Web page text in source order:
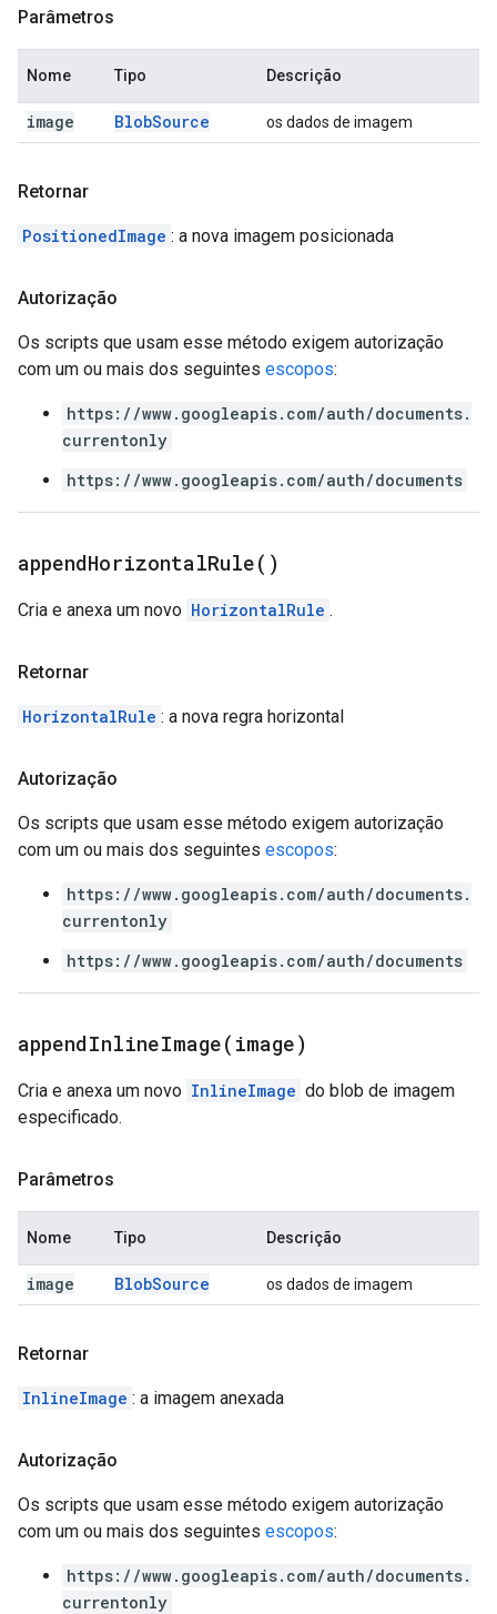
Parâmetros
Nome Tipo Descrição
image BlobSource os dados de imagem
Retornar
PositionedImage : a nova imagem posicionada
Autorização
Os scripts que usam esse método exigem autorização
com um ou mais dos seguintes escopos:
https://www.googleapis.com/auth/documents.
currentonly
https://www.googleapis.com/auth/documents
appendHorizontalRule( )
Cria e anexa um novo HorizontalRule .
Retornar
HorizontalRule : a nova regra horizontal
Autorização
Os scripts que usam esse método exigem autorização
com um ou mais dos seguintes escopos:
https://www.googleapis.com/auth/documents.
currentonly
https://www.googleapis.com/auth/documents
appendInlineImage( image)
Cria e anexa um novo InlineImage do blob de imagem
especificado.
Parâmetros
Nome Tipo Descrição
image BlobSource os dados de imagem
Retornar
InlineImage : a imagem anexada
Autorização
Os scripts que usam esse método exigem autorização
com um ou mais dos seguintes escopos:
https://www.googleapis.com/auth/documents.
currentonly